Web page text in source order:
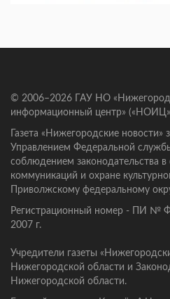
© 2006–2026 ГАУ НО
информационный центр»
Газета «Нижегородские новости»
Управлением Федеральной
соблюдением законодательства
коммуникаций и охране
Приволжскому федеральному
Регистрационный номер - ПИ №
2007 г.
Учредители газеты
Нижегородской области и
Нижегородской области.